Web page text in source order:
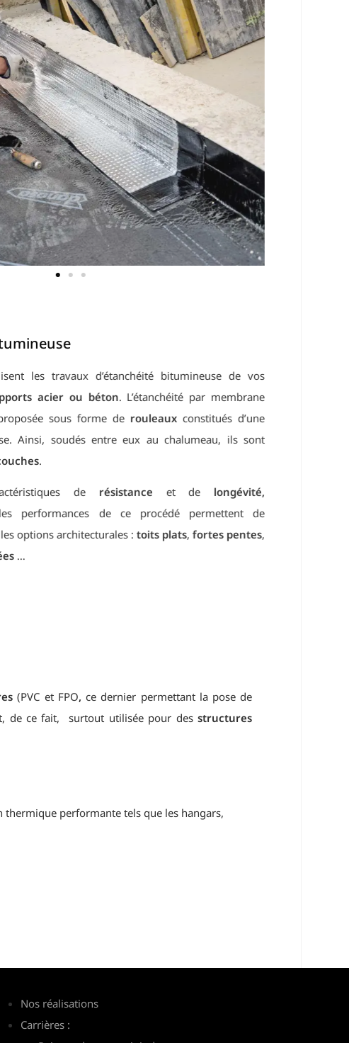
les travaux d’étanchéité bitumineuse de vos
acier ou béton. L’étanchéité par membrane
sous forme de rouleauxconstitués d’une
Ainsi, soudés entre eux au chalumeau, ils sont
.
derésistanceet delongévité,
performances de ce procédé permettent de
architecturales :toits plats,fortes pentes,
(PVC et FPO,ce dernier permettant la pose de
de ce fait, surtout utilisée pour desstructures
thermique performante tels que les hangars,
Nos réalisations
Carrières :